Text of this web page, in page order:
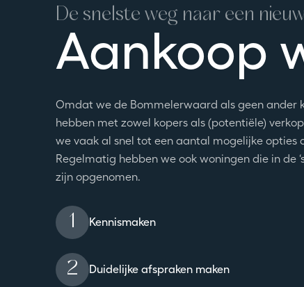
Aankoop
De snelste weg naar een
Omdat we de Bommelerwaard als geen ander
hebben met zowel kopers als (potentiële)
we vaak al snel tot een aantal mogelijke opties
Regelmatig hebben we ook woningen die in de
zijn opgenomen.
1 Kennismaken
2 Duidelijke afspraken maken